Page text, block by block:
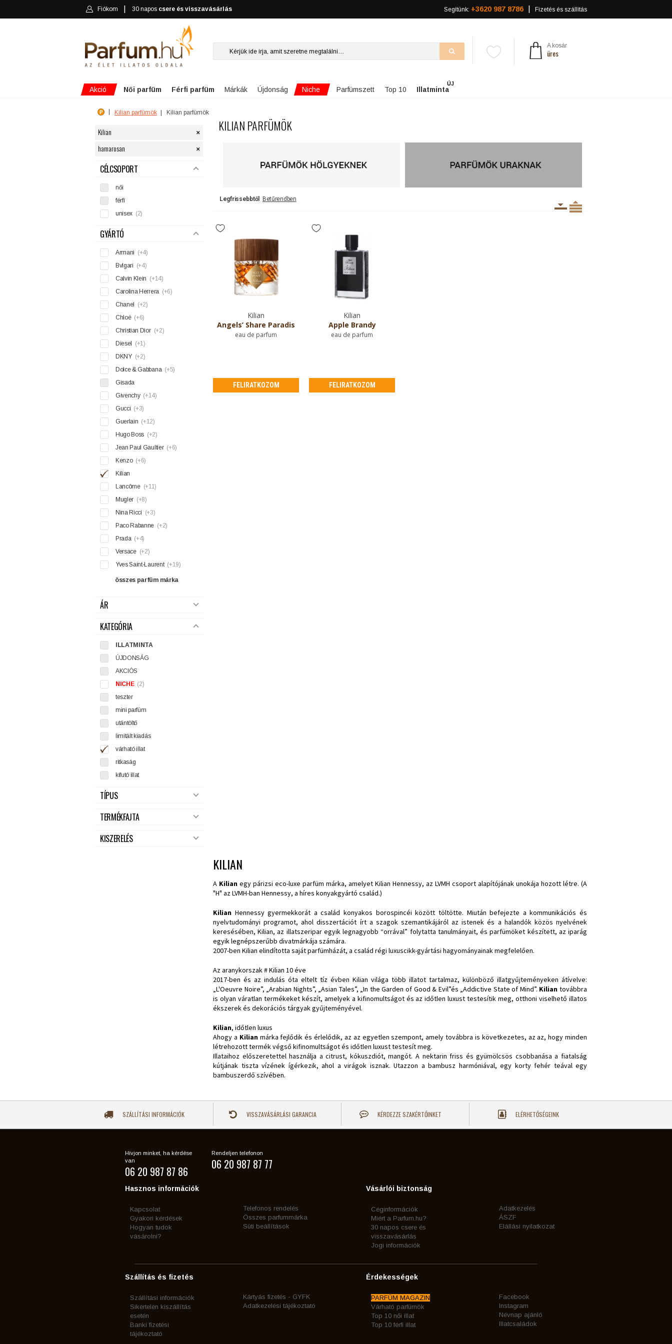
Fiókom 30 napos csere és visszavásárlás Segítünk: +3620 987 8786 Fizetés és szállítás
A kosár
üres
Akció Női parfüm Férfi parfüm Márkák Újdonság Niche Parfümszett Top 10 Illatminta
ÚJ
Kilian parfümök Kilian parfümök
Kilian ×
hamarosan ×
SZŰRÉS
CÉLCSOPORT
női
férfi
unisex (2)
GYÁRTÓ
Armani (+4)
Bvlgari (+4)
Calvin Klein (+14)
Carolina Herrera (+6)
Chanel
(+2)
Chloé (+6)
Christian Dior (+2)
Diesel
(+1)
DKNY (+2)
Dolce & Gabbana (+5)
Gisada
Givenchy (+14)
Gucci (+3)
Guerlain (+12)
Hugo Boss (+2)
Jean Paul Gaultier (+6)
Kenzo (+6)
Kilian
Lancôme (+11)
Mugler (+8)
Nina Ricci (+3)
Paco Rabanne (+2)
Prada (+4)
Versace (+2)
Yves Saint-Laurent (+19)
összes parfüm márka
ÁR
KATEGÓRIA
ILLATMINTA
ÚJDONSÁG
AKCIÓS
NICHE (2)
teszter
mini parfüm
utántöltő
limitált kiadás
várható illat
ritkaság
kifutó illat
TÍPUS
TERMÉKFAJTA
KISZERELÉS
KILIAN PARFÜMÖK
Legfrissebbtől Betűrendben
Kilian
Angels’ Share Paradis
eau de parfum
FELIRATKOZOM
Kilian
Apple Brandy
eau de parfum
FELIRATKOZOM
KILIAN
A Kilian egy párizsi eco-luxe parfüm márka, amelyet Kilian Hennessy, az LVMH csoport alapítójának unokája hozott létre. (A
"H" az LVMH-ban Hennessy, a híres konyakgyártó család.)
Kilian Hennessy gyermekkorát a család konyakos borospincéi között töltötte. Miután befejezte a kommunikációs és
nyelvtudományi programot, ahol disszertációt írt a szagok szemantikájáról az istenek és a halandók közös nyelvének
keresésében, Kilian, az illatszeripar egyik legnagyobb “orrával” folytatta tanulmányait, és parfümöket készített, az iparág
egyik legnépszerűbb divatmárkája számára.
2007-ben Kilian elindította saját parfümházát, a család régi luxuscikk-gyártási hagyományainak megfelelően.
Az aranykorszak # Kilian 10 éve
2017-ben és az indulás óta eltelt tíz évben Kilian világa több illatot tartalmaz, különböző illatgyűjteményeken átívelve:
„L'Oeuvre Noire”, „Arabian Nights”, „Asian Tales”, „In the Garden of Good & Evil”és „Addictive State of Mind”. Kiliantovábbra
is olyan váratlan termékeket készít, amelyek a kifinomultságot és az időtlen luxust testesítik meg, otthoni viselhető illatos
ékszerek és dekorációs tárgyak gyűjteményével.
Kilian, időtlen luxus
Ahogy a Kilian márka fejlődik és érlelődik, az az egyetlen szempont, amely továbbra is következetes, az az, hogy minden
létrehozott termék végső kifinomultságot és időtlen luxust testesít meg.
Illataihoz előszeretettel használja a citrust, kókuszdiót, mangót. A nektarin friss és gyümölcsös csobbanása a fiatalság
kútjának tiszta vízének ígérkezik, ahol a virágok isznak. Utazzon a bambusz harmóniával, egy korty fehér teával egy
bambuszerdő szívében.
SZÁLLÍTÁSI INFORMÁCIÓK VISSZAVÁSÁRLÁSI GARANCIA KÉRDEZZE SZAKÉRTŐINKET ELÉRHETŐSÉGEINK
Hívjon minket, ha kérdése
van
06 20 987 87 86
Rendeljen telefonon
06 20 987 87 77
Hasznos információk
Kapcsolat
Gyakori kérdések
Hogyan tudok
vásárolni?
Telefonos rendelés
Összes parfummárka
Süti beállítások
Vásárlói biztonság
Céginformációk
Miért a Parfum.hu?
30 napos csere és
visszavásárlás
Jogi információk
Adatkezelés
ÁSZF
Elállási nyilatkozat
Szállítás és fizetés
Szállítási információk
Sikertelen kiszállítás
esetén
Banki fizetési
tájékoztató
Kártyás fizetés - GYFK
Adatkezelési tájékoztató
Érdekességek
PARFÜM MAGAZIN
Várható parfümök
Top 10 női illat
Top 10 férfi illat
Facebook
Instagram
Névnap ajánló
Illatcsaládok